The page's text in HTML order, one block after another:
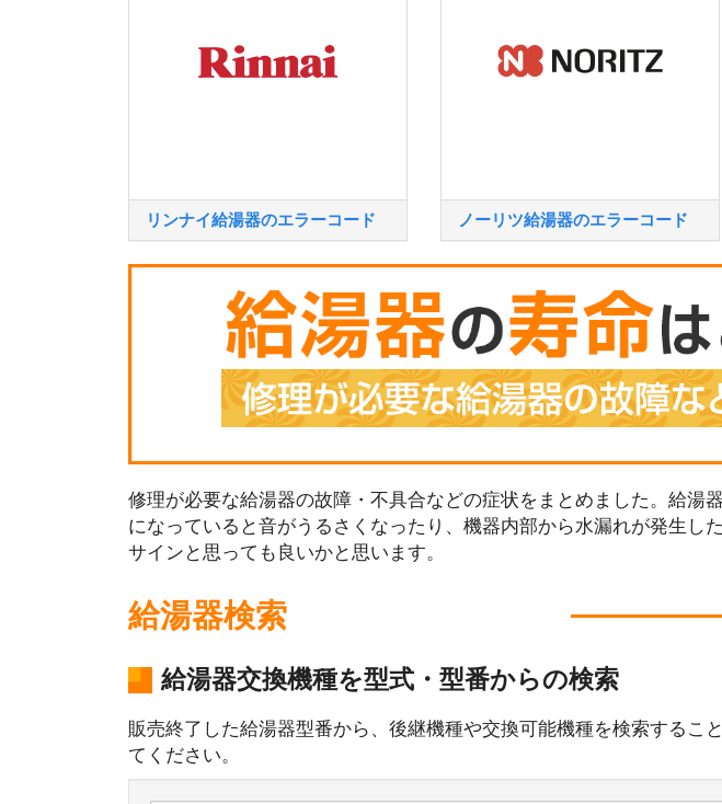
リンナイ給湯器のエラーコード ノーリツ給湯器のエラーコード
修理が必要な給湯器の故障・不具合などの症状をまとめました。給湯
になっていると音がうるさくなったり、機器内部から水漏れが発生
サインと思っても良いかと思います。
給湯器検索
給湯器交換機種を型式・型番からの検索
販売終了した給湯器型番から、後継機種や交換可能機種を検索する
てください。